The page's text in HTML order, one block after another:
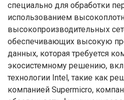
специально для обработки
использованием
высокопроизводительных
обеспечивающих высокую
данных, которая требуется
экосистемному решению,
технологии Intel, такие как
компанией Supermicro,